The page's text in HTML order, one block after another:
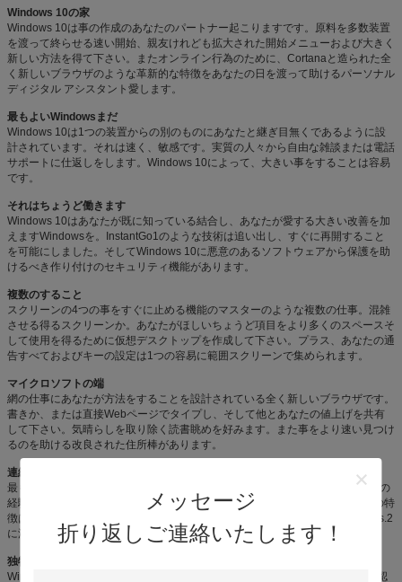
メッセージ
折り返しご連絡いたします！
Windows 10の家
Windows 10は事の作成のあなたのパートナー起こりますです。原料を多数装置
を渡って終らせる速い開始、親友けれども拡大された開始メニューおよび大きく
新しい方法を得て下さい。またオンライン行為のために、Cortanaと造られた全
く新しいブラウザのような革新的な特徴をあなたの日を渡って助けるパーソナル
ディジタル アシスタント愛します。
最もよいWindowsまだ
Windows 10は1つの装置からの別のものにあなたと継ぎ目無くであるように設
計されています。それは速く、敏感です。実質の人々から自由な雑談または電話
サポートに仕返しをします。Windows 10によって、大きい事をすることは容易
です。
それはちょうど働きます
Windows 10はあなたが既に知っている結合し、あなたが愛する大きい改善を加
えますWindowsを。InstantGo1のような技術は追い出し、すぐに再開すること
を可能にしました。そしてWindows 10に悪意のあるソフトウェアから保護を助
けるべき作り付けのセキュリティ機能があります。
複数のすること
スクリーンの4つの事をすぐに止める機能のマスターのような複数の仕事。混雑
させる得るスクリーンか。あなたがほしいちょうど項目をより多くのスペースそ
して使用を得るために仮想デスクトップを作成して下さい。プラス、あなたの通
告すべておよびキーの設定は1つの容易に範囲スクリーンで集められます。
マイクロソフトの端
網の仕事にあなたが方法をすることを設計されている全く新しいブラウザです。
書きか、または直接Webページでタイプし、そして他とあなたの値上げを共有
して下さい。気晴らしを取り除く読書眺めを好みます。また事をより速い見つけ
るのを助ける改良された住所棒があります。
連続
最もよいスクリーンはWindows 10があなたの活動および装置のためのあなたの
経験を最大限に活用するので、あなたによってがあるもの常にです。画面上の特
徴は容易な運行のために合わせ、appsは最も小さいのから最も大きいdisplays.2
に滑らかに量ります
独特にあなたの
Windowsあなたの10装置は確認し、偽りなく個人的な方法であなたの存在を認